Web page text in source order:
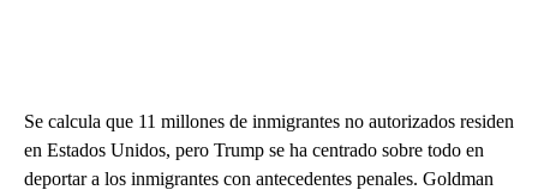
Se calcula que 11 millones de inmigrantes no autorizados residen
en Estados Unidos, pero Trump se ha centrado sobre todo en
deportar a los inmigrantes con antecedentes penales. Goldman